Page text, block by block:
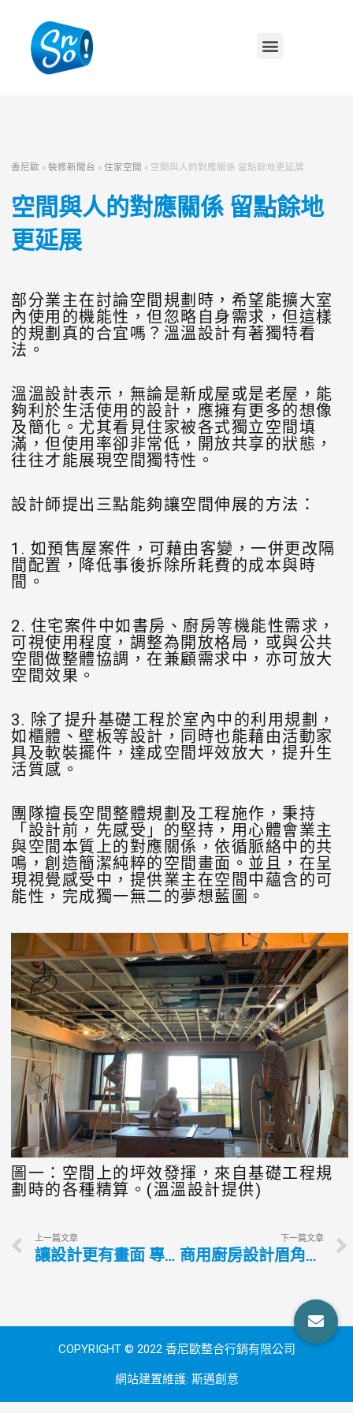
香尼歐 »裝修新聞台 »住家空間 » 空間與人的對應關係 留點餘地更延展
空間與人的對應關係 留點餘地
更延展
部分業主在討論空間規劃時，希望能擴大室
內使用的機能性，但忽略自身需求，但這樣
的規劃真的合宜嗎？溫溫設計有著獨特看
法。
溫溫設計表示，無論是新成屋或是老屋，能
夠利於生活使用的設計，應擁有更多的想像
及簡化。尤其看見住家被各式獨立空間填
滿，但使用率卻非常低，開放共享的狀態，
往往才能展現空間獨特性。
設計師提出三點能夠讓空間伸展的方法：
1. 如預售屋案件，可藉由客變，一併更改隔
間配置，降低事後拆除所耗費的成本與時
間。
2. 住宅案件中如書房、廚房等機能性需求，
可視使用程度，調整為開放格局，或與公共
空間做整體協調，在兼顧需求中，亦可放大
空間效果。
3. 除了提升基礎工程於室內中的利用規劃，
如櫃體、壁板等設計，同時也能藉由活動家
具及軟裝擺件，達成空間坪效放大，提升生
活質感。
團隊擅長空間整體規劃及工程施作，秉持
「設計前，先感受」的堅持，用心體會業主
與空間本質上的對應關係，依循脈絡中的共
鳴，創造簡潔純粹的空間畫面。並且，在呈
現視覺感受中，提供業主在空間中蘊含的可
能性，完成獨一無二的夢想藍圖。
圖一：空間上的坪效發揮，來自基礎工程規
劃時的各種精算。(溫溫設計提供)
上一篇文章
讓設計更有畫面 專業工法實現美好藍圖
下一篇文章
商用廚房設計眉角多 常見細節要兼顧
COPYRIGHT © 2022 香尼歐整合行銷有限公司
網站建置維護: 斯邁創意